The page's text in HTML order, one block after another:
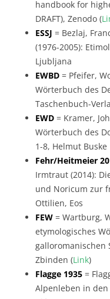
handbook for
DRAFT), Zenodo (
ESSJ = Bezlaj,
(1976-2005):
Ljubljana
EWBD = Pfeifer,
Wörterbuch des
Taschenbuch-
EWD = Kramer,
Wörterbuch des
1-8, Helmut Buske
Fehr/Heitmeier
Irmtraut (2014):
und Noricum zur
Ottilien, Eos
FEW = Wartburg,
etymologisches
galloromanischen
Zbinden (Link)
Flagge 1935 =
Alpenleben in